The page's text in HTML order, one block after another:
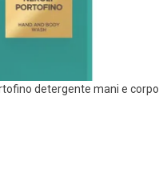
detergente mani e corpo